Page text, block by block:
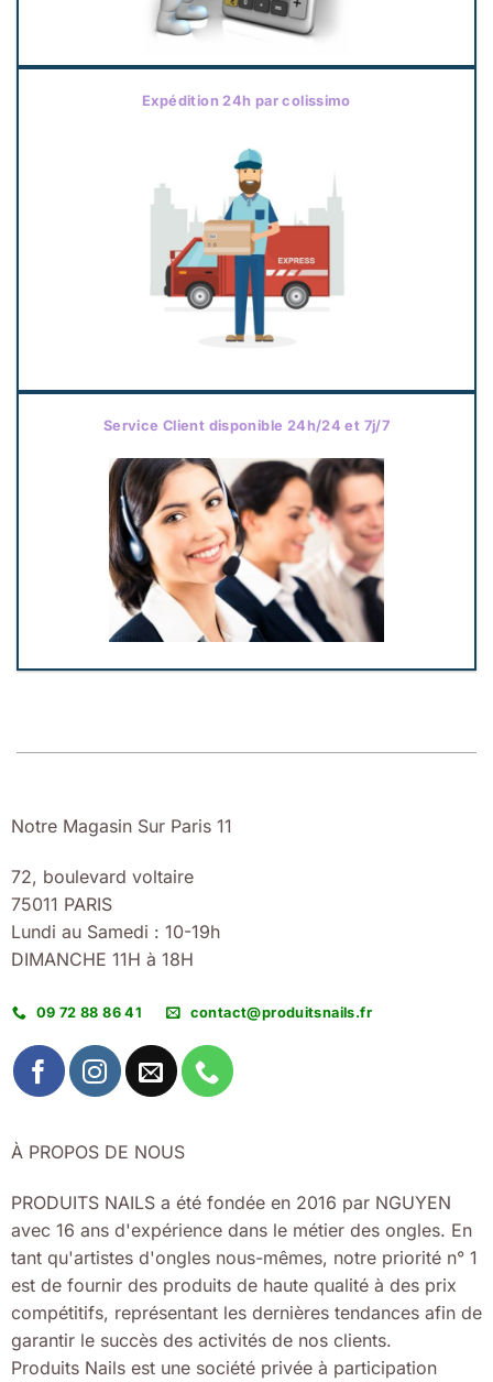
Expédition 24h par colissimo
Service Client disponible 24h/24 et 7j/7
Notre Magasin Sur Paris 11
72, boulevard voltaire
75011 PARIS
Lundi au Samedi : 10-19h
DIMANCHE 11H à 18H
09 72 88 86 41 contact@produitsnails.fr
À PROPOS DE NOUS
PRODUITS NAILS a été fondée en 2016 par NGUYEN
avec 16 ans d'expérience dans le métier des ongles. En
tant qu'artistes d'ongles nous-mêmes, notre priorité n° 1
est de fournir des produits de haute qualité à des prix
compétitifs, représentant les dernières tendances afin de
garantir le succès des activités de nos clients.
Produits Nails est une société privée à participation